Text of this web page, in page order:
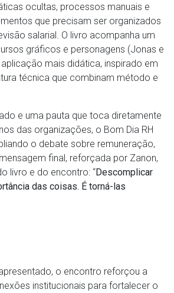
ocultas, processos manuais e
que precisam ser organizados
salarial. O livro acompanha um
gráficos e personagens (Jonas e
mais didática, inspirado em
técnica que combinam método e
e uma pauta que toca diretamente
das organizações, o Bom Dia RH
o debate sobre remuneração,
final, reforçada por Zanon,
livro e do encontro: “Descomplicar
das coisas. É torná-las
o encontro reforçou a
institucionais para fortalecer o